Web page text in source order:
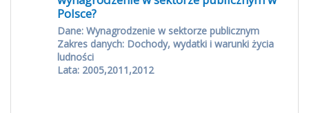
Polsce?
Dane: Wynagrodzenie w sektorze publicznym
Zakres danych: Dochody, wydatki i warunki życia
ludności
Lata: 2005,2011,2012